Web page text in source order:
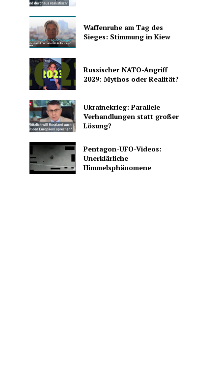
Waffenruhe am Tag des
Sieges: Stimmung in Kiew
Russischer NATO-Angriff
2029: Mythos oder Realität?
Ukrainekrieg: Parallele
Verhandlungen statt großer
Lösung?
Pentagon-UFO-Videos:
Unerklärliche
Himmelsphänomene